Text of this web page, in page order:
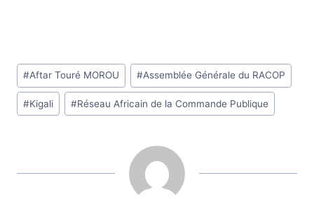
Étiquettes
de
la
#Aftar Touré MOROU #Assemblée Générale du RACOP
#Kigali #Réseau Africain de la Commande Publique